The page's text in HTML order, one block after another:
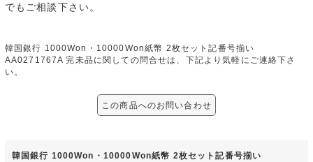
でもご相談下さい。
韓国銀行 1000Won・10000Won紙幣 2枚セット記番号揃い
AA0271767A 完未品に関しての問合せは、下記より気軽にご連絡下さ
い。
この商品へのお問い合わせ
韓国銀行 1000Won・10000Won紙幣 2枚セット記番号揃い